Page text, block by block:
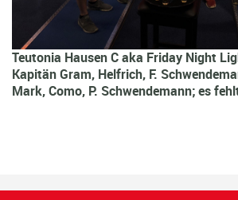
Teutonia Hausen C aka Friday Night
Kapitän Gram, Helfrich, F.
Mark, Como, P. Schwendemann; es